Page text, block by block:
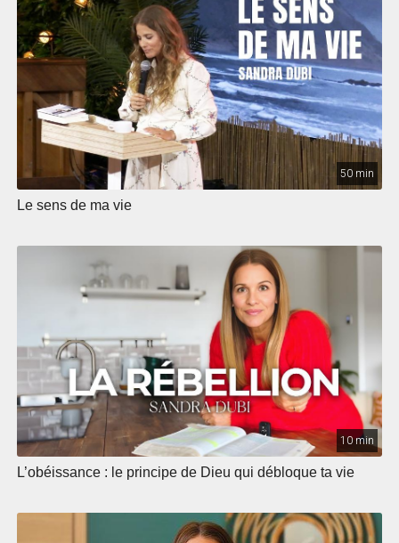
50 min
Le sens de ma vie
10 min
L’obéissance : le principe de Dieu qui débloque ta vie